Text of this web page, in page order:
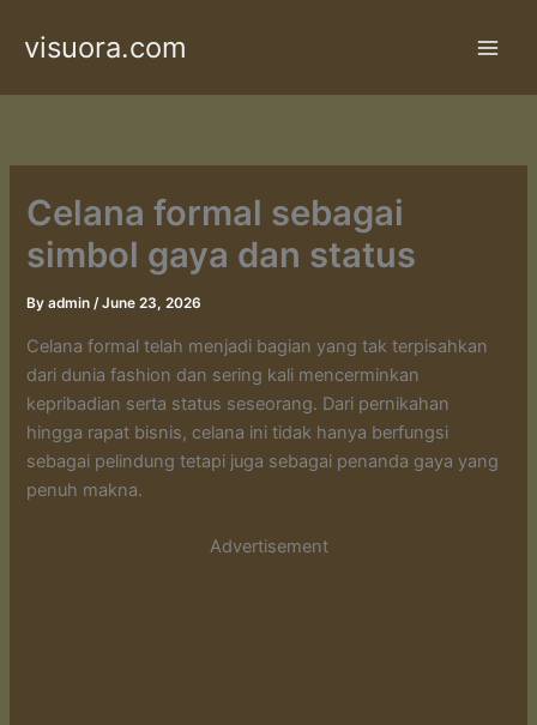
visuora.com
Celana formal sebagai
simbol gaya dan status
Byadmin/June 23, 2026
Celana formal telah menjadi bagian yang tak terpisahkan
dari dunia fashion dan sering kali mencerminkan
kepribadian serta status seseorang. Dari pernikahan
hingga rapat bisnis, celana ini tidak hanya berfungsi
sebagai pelindung tetapi juga sebagai penanda gaya yang
penuh makna.
Advertisement